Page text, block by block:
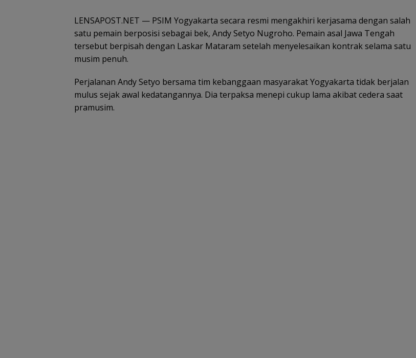
LENSAPOST.NET — PSIM Yogyakarta secara resmi mengakhiri kerjasama dengan salah
satu pemain berposisi sebagai bek, Andy Setyo Nugroho. Pemain asal Jawa Tengah
tersebut berpisah dengan Laskar Mataram setelah menyelesaikan kontrak selama satu
musim penuh.
Perjalanan Andy Setyo bersama tim kebanggaan masyarakat Yogyakarta tidak berjalan
mulus sejak awal kedatangannya. Dia terpaksa menepi cukup lama akibat cedera saat
pramusim.